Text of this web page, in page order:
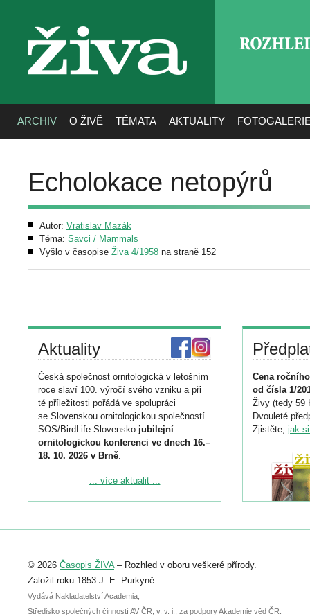
živa
ARCHIV O ŽIVĚ TÉMATA AKTUALITY
Echolokace netopýrů
Autor: Vratislav Mazák
Téma: Savci / Mammals
Vyšlo v časopise Živa 4/1958 na straně 152
Aktuality
Česká společnost ornitologická v letošním
roce slaví 100. výročí svého vzniku a při
té příležitosti pořádá ve spolupráci
se Slovenskou ornitologickou společností
SOS/BirdLife Slovensko jubilejní
ornitologickou konferenci ve dnech 16.–
18. 10. 2026 v Brně.
Podrobnější informace ke konferenci
Registrovat se můžete do 6. září.
abstraktu přihlášené přednášky nebo
posteru je už 30. června.
... více aktualit ...
Cena
od čísla 1/
Živy (tedy 59
Dvouleté
Zjistěte, jak
© 2026 Časopis ŽIVA– Rozhled v oboru veškeré přírody.
Založil roku 1853 J. E. Purkyně.
Vydává Nakladatelství Academia,
Středisko společných činností AV ČR, v. v. i., za podpory Akademie věd ČR.